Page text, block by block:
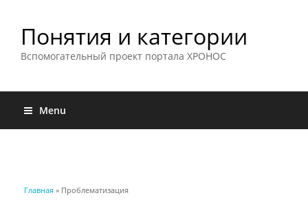
Понятия и категории
Вспомогательный проект портала ХРОНОС
Menu
Вы здесь
Главная » Проблематизация